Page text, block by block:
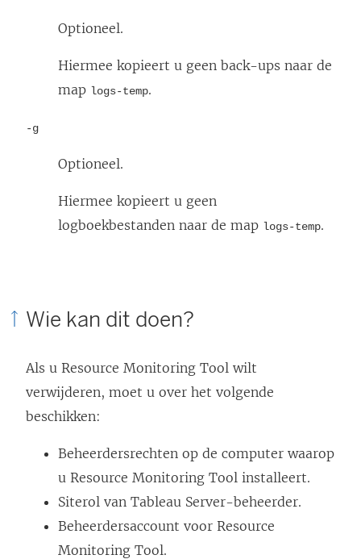
Optioneel.
Hiermee kopieert u geen back-ups naar de
map logs-temp.
-g
Optioneel.
Hiermee kopieert u geen
logboekbestanden naar de map logs-temp.
Wie kan dit doen?
Als u Resource Monitoring Tool wilt
verwijderen, moet u over het volgende
beschikken:
Beheerdersrechten op de computer waarop
u Resource Monitoring Tool installeert.
Siterol van Tableau Server-beheerder.
Beheerdersaccount voor Resource
Monitoring Tool.